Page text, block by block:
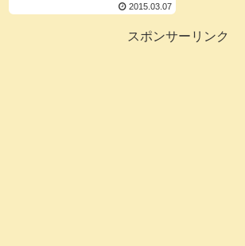
2015.03.07
スポンサーリンク